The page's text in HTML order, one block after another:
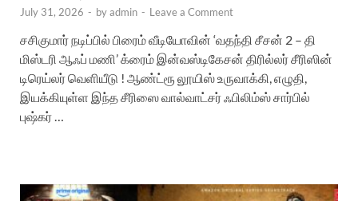
July 31, 2026 - byadmin - Leave a Comment
சசிகுமார் நடிப்பில் பிரைம் வீடியோவின் ‘வதந்தி சீசன் 2 – தி
மிஸ்டரி ஆஃப் மணி’ க்ரைம் இன்வஸ்டிகேசன் திரில்லர் சீரிஸின்
டிரெய்லர் வெளியீடு ! ஆண்ட்ரூ லூயிஸ் உருவாக்கி, எழுதி,
இயக்கியுள்ள இந்த சீரிஸை வால்வாட்சர் ஃபிலிம்ஸ் சார்பில்
புஷ்கர் …